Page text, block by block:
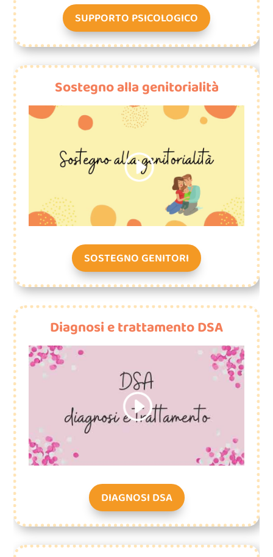
SUPPORTO PSICOLOGICO
Sostegno alla genitorialità
SOSTEGNO GENITORI
Diagnosi e trattamento DSA
DIAGNOSI DSA